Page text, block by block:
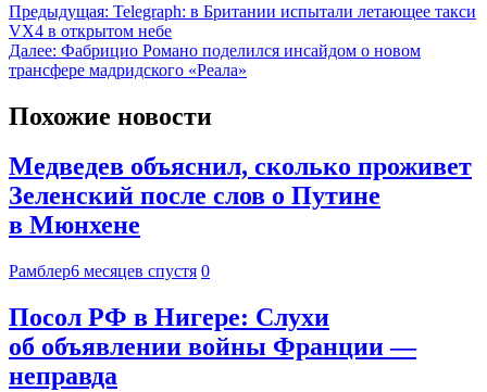
Предыдущая: Telegraph: в Британии испытали летающее такси
VX4 в открытом небе
Далее: Фабрицио Романо поделился инсайдом о новом
трансфере мадридского «Реала»
Похожие новости
Медведев объяснил, сколько проживет
Зеленский после слов о Путине
в Мюнхене
Рамблер6 месяцев спустя 0
Посол РФ в Нигере: Слухи
об объявлении войны Франции —
неправда